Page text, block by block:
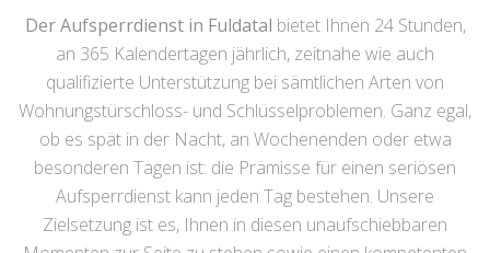
Der Aufsperrdienst in Fuldatal bietet Ihnen 24 Stunden,
an 365 Kalendertagen jährlich, zeitnahe wie auch
qualifizierte Unterstützung bei sämtlichen Arten von
Wohnungstürschloss- und Schlüsselproblemen. Ganz egal,
ob es spät in der Nacht, an Wochenenden oder etwa
besonderen Tagen ist: die Prämisse für einen seriösen
Aufsperrdienst kann jeden Tag bestehen. Unsere
Zielsetzung ist es, Ihnen in diesen unaufschiebbaren